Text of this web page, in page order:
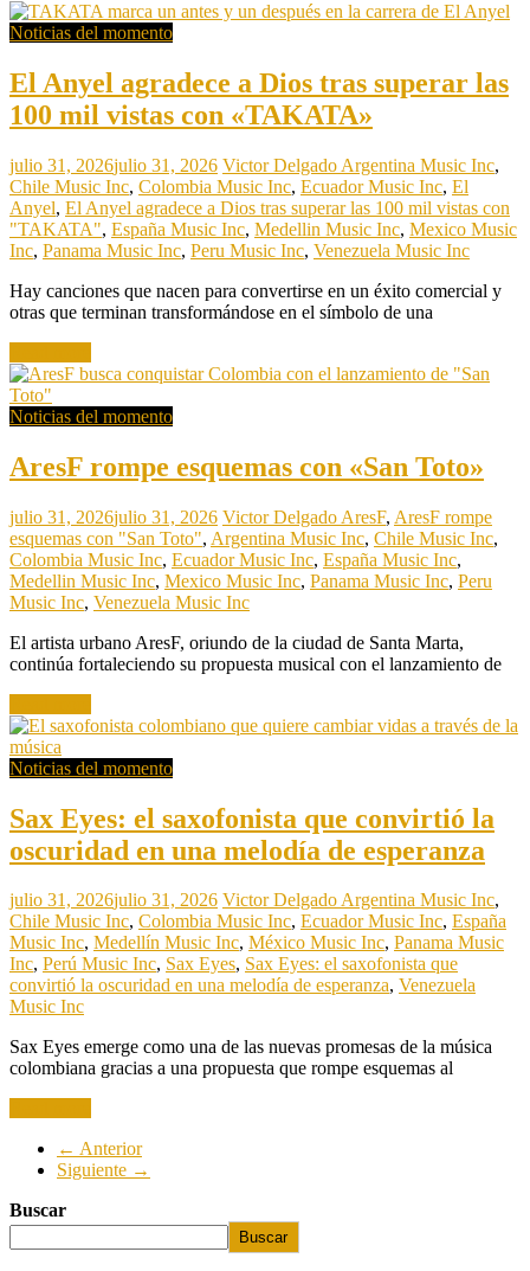
Noticias del momento
El Anyel agradece a Dios tras superar las
100 mil vistas con «TAKATA»
julio 31, 2026julio 31, 2026 Victor Delgado Argentina Music Inc,
Chile Music Inc, Colombia Music Inc, Ecuador Music Inc, El
Anyel, El Anyel agradece a Dios tras superar las 100 mil vistas con
"TAKATA", España Music Inc, Medellin Music Inc, Mexico Music
Inc, Panama Music Inc, Peru Music Inc, Venezuela Music Inc
Hay canciones que nacen para convertirse en un éxito comercial y
otras que terminan transformándose en el símbolo de una
Noticias del momento
AresF rompe esquemas con «San Toto»
julio 31, 2026julio 31, 2026 Victor Delgado AresF, AresF rompe
esquemas con "San Toto", Argentina Music Inc, Chile Music Inc,
Colombia Music Inc, Ecuador Music Inc, España Music Inc,
Medellin Music Inc, Mexico Music Inc, Panama Music Inc, Peru
Music Inc, Venezuela Music Inc
El artista urbano AresF, oriundo de la ciudad de Santa Marta,
continúa fortaleciendo su propuesta musical con el lanzamiento de
Noticias del momento
Sax Eyes: el saxofonista que convirtió la
oscuridad en una melodía de esperanza
julio 31, 2026julio 31, 2026 Victor DelgadoArgentina Music Inc,
Chile Music Inc, Colombia Music Inc, Ecuador Music Inc, España
Music Inc, Medellín Music Inc, México Music Inc, Panama Music
Inc, Perú Music Inc, Sax Eyes, Sax Eyes: el saxofonista que
convirtió la oscuridad en una melodía de esperanza, Venezuela
Music Inc
Sax Eyes emerge como una de las nuevas promesas de la música
colombiana gracias a una propuesta que rompe esquemas al
← Anterior
Siguiente →
Buscar
Buscar